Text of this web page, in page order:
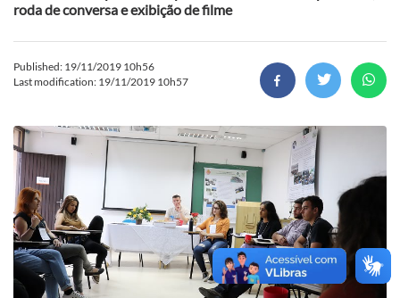
roda de conversa e exibição de filme
Published: 19/11/2019 10h56
Last modification: 19/11/2019 10h57